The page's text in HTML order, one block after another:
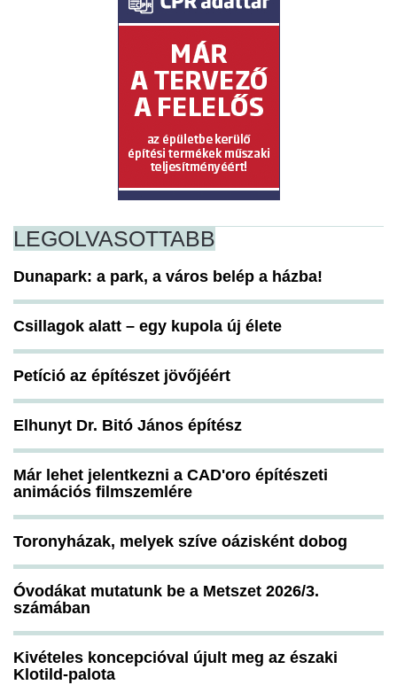
LEGOLVASOTTABB
Dunapark: a park, a város belép a házba!
Csillagok alatt – egy kupola új élete
Petíció az építészet jövőjéért
Elhunyt Dr. Bitó János építész
Már lehet jelentkezni a CAD'oro építészeti
animációs filmszemlére
Toronyházak, melyek szíve oázisként dobog
Óvodákat mutatunk be a Metszet 2026/3.
számában
Kivételes koncepcióval újult meg az északi
Klotild-palota